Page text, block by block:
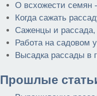
О всхожести семян -
Когда сажать
Саженцы и рассада,
Работа на садовом
Высадка рассады в
Прошлые